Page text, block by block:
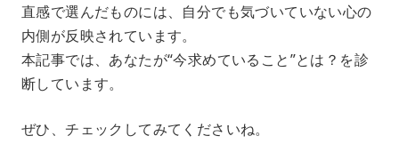
直感で選んだものには、自分でも気づいていない心の
内側が反映されています。
本記事では、あなたが“今求めていること”とは？を診
断しています。
ぜひ、チェックしてみてくださいね。